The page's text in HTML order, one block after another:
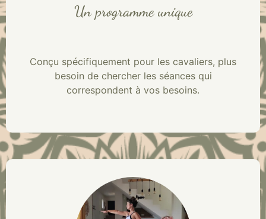
Un programme unique
Conçu spécifiquement pour les cavaliers, plus
besoin de chercher les séances qui
correspondent à vos besoins.